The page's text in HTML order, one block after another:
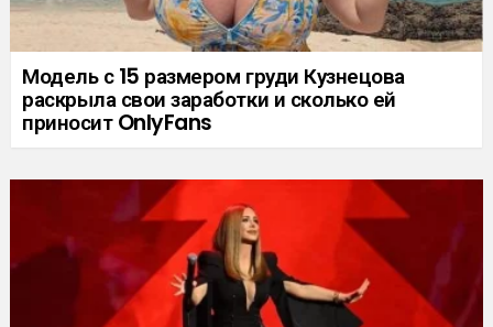
Модель с 15 размером груди Кузнецова
раскрыла свои заработки и сколько ей
приносит OnlyFans